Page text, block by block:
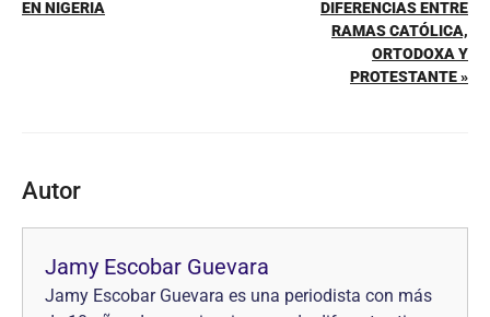
EN NIGERIA
DIFERENCIAS ENTRE
RAMAS CATÓLICA,
ORTODOXA Y
PROTESTANTE »
Autor
Jamy Escobar Guevara
Jamy Escobar Guevara es una periodista con más